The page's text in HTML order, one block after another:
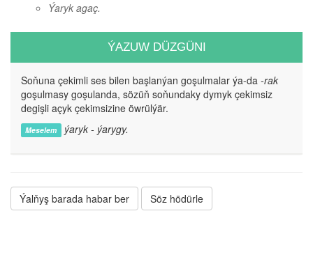
Ýaryk agaç.
ÝAZUW DÜZGÜNI
Soňuna çekimli ses bilen başlanýan goşulmalar ýa-da -rak
goşulmasy goşulanda, sözüň soňundaky dymyk çekimsiz
degişli açyk çekimsizine öwrülýär.
Meselem ýaryk - ýarygy.
Ýalňyş barada habar ber Söz hödürle